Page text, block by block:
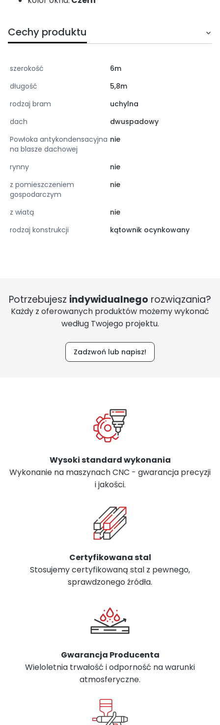
Cechy produktu
szerokość
6m
długość
5,8m
rodzaj bram
uchylna
dach
dwuspadowy
Powłoka antykondensacyjna
na blasze dachowej
nie
rynny
nie
z pomieszczeniem
gospodarczym
nie
z wiatą
nie
rodzaj konstrukcji
kątownik ocynkowany
Potrzebujesz indywidualnego rozwiązania?
Każdy z oferowanych produktów możemy wykonać
według Twojego projektu.
Zadzwoń lub napisz!
Wysoki standard wykonania
Wykonanie na maszynach CNC - gwarancja precyzji
i jakości.
Certyfikowana stal
Stosujemy certyfikowaną stal z pewnego,
sprawdzonego źródła.
Gwarancja Producenta
Wieloletnia trwałość i odporność na warunki
atmosferyczne.